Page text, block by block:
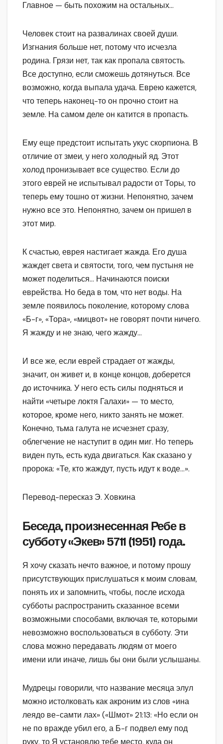
Главное — быть похожим на остальных…
Человек стоит на развалинах своей души.
Изгнания больше нет, потому что исчезла
родина. Грязи нет, так как пропала святость.
Все доступно, если сможешь дотянуться. Все
возможно, когда выпала удача. Еврею кажется,
что теперь наконец-то он прочно стоит на
земле. На самом деле он катится в пропасть.
Ему еще предстоит испытать укус скорпиона. В
отличие от змеи, у него холодный яд. Этот
холод пронизывает все существо. Если до
этого еврей не испытывал радости от Торы, то
теперь ему тошно от жизни. Непонятно, зачем
нужно все это. Непонятно, зачем он пришел в
этот мир.
К счастью, еврея настигает жажда. Его душа
жаждет света и святости, того, чем пустыня не
может поделиться… Начинаются поиски
еврейства. Но беда в том, что нет воды. На
земле появилось поколение, которому слова
«Б-г», «Тора», «мицвот» не говорят почти ничего.
Я жажду и не знаю, чего жажду…
И все же, если еврей страдает от жажды,
значит, он живет и, в конце концов, доберется
до источника. У него есть силы подняться и
найти «четыре локтя Галахи» — то место,
которое, кроме него, никто занять не может.
Конечно, тьма галута не исчезнет сразу,
облегчение не наступит в один миг. Но теперь
виден путь, есть куда двигаться. Как сказано у
пророка: «Те, кто жаждут, пусть идут к воде…».
Перевод-пересказ Э. Ховкина
Беседа, произнесенная Ребе в
субботу «Экев» 5711 (1951) года.
Я хочу сказать нечто важное, и потому прошу
присутствующих прислушаться к моим словам,
понять их и запомнить, чтобы, после исхода
субботы распространить сказанное всеми
возможными способами, включая те, которыми
невозможно воспользоваться в субботу. Эти
слова можно передавать людям от моего
имени или иначе, лишь бы они были услышаны.
Мудрецы говорили, что название месяца элул
можно истолковать как акроним из слов «ина
леядо ве-самти лах» («Шмот» 21:13: «Но если он
не по вражде убил его, а Б-г подвел ему под
руку, то Я установлю тебе место, куда он